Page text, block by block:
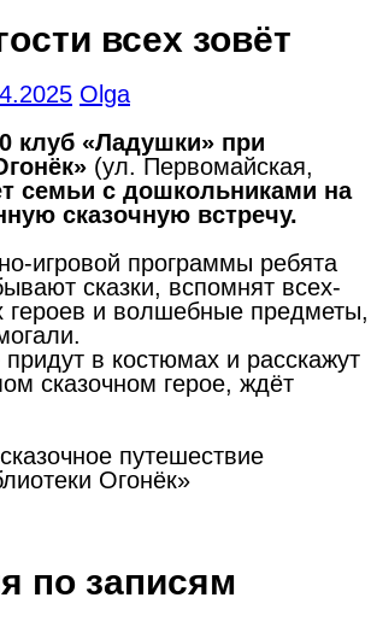
всех зовёт
Olga
клуб «Ладушки» при
(ул. Первомайская,
семьи с дошкольниками на
сказочную встречу.
игровой программы ребята
сказки, вспомнят всех-
героев и волшебные предметы,
в костюмах и расскажут
сказочном герое, ждёт
путешествие
Огонёк»
по записям